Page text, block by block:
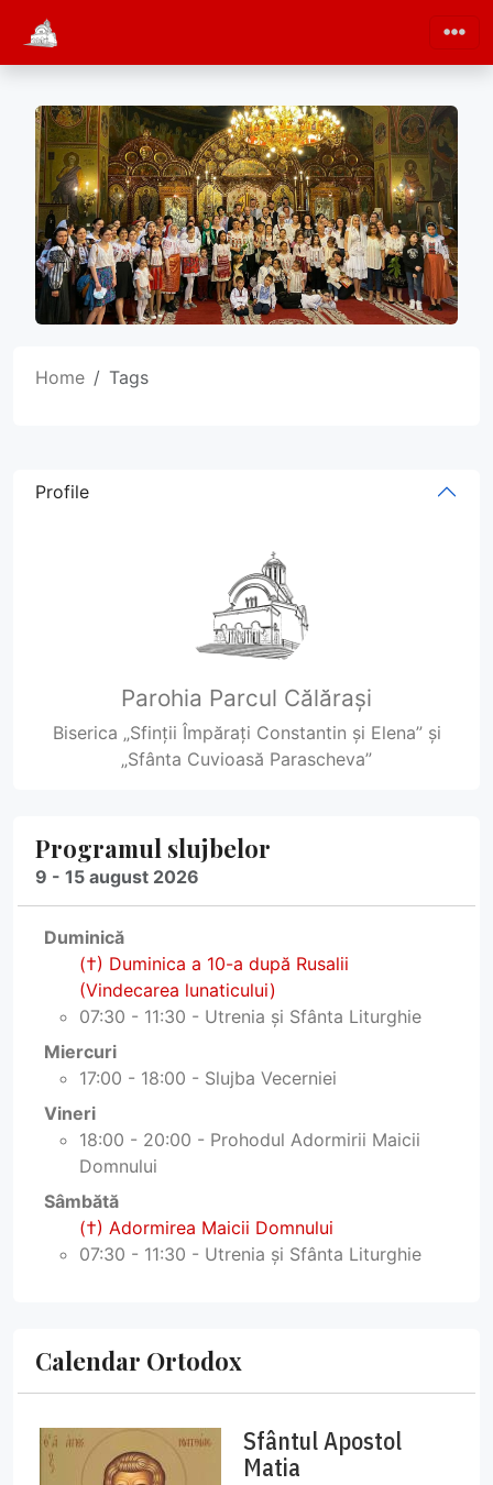
Home Tags
Profile
Parohia Parcul Călărași
Biserica „Sfinții Împărați Constantin și Elena” și
„Sfânta Cuvioasă Parascheva”
Programul slujbelor
9 - 15 august 2026
Duminică
(†) Duminica a 10-a după Rusalii
(Vindecarea lunaticului)
07:30 - 11:30 - Utrenia și Sfânta Liturghie
Miercuri
17:00 - 18:00 - Slujba Vecerniei
Vineri
18:00 - 20:00 - Prohodul Adormirii Maicii
Domnului
Sâmbătă
(†) Adormirea Maicii Domnului
07:30 - 11:30 - Utrenia și Sfânta Liturghie
Calendar Ortodox
Sfântul Apostol
Matia